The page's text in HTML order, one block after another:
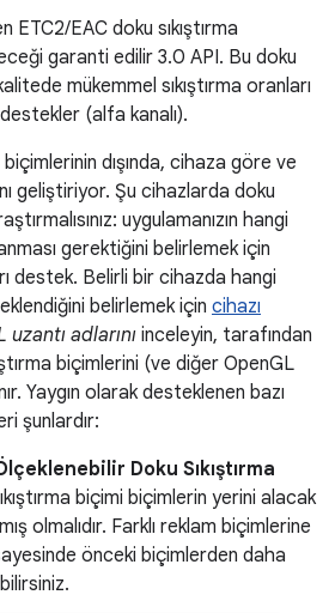
ETC2/EAC doku sıkıştırma
garanti edilir 3.0 API. Bu doku
mükemmel sıkıştırma oranları
(alfa kanalı).
dışında, cihaza göre ve
geliştiriyor. Şu cihazlarda doku
uygulamanızın hangi
gerektiğini belirlemek için
destek. Belirli bir cihazda hangi
belirlemek için cihazı
uzantı adlarını inceleyin, tarafından
biçimlerini (ve diğer OpenGL
Yaygın olarak desteklenen bazı
şunlardır:
Doku Sıkıştırma
biçimi biçimlerin yerini alacak
olmalıdır. Farklı reklam biçimlerine
önceki biçimlerden daha